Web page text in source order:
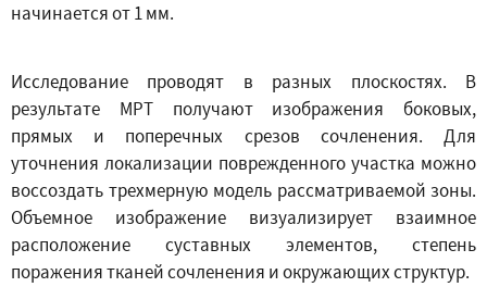
начинается от 1 мм.
Исследование проводят в разных плоскостях. В
результате МРТ получают изображения боковых,
прямых и поперечных срезов сочленения. Для
уточнения локализации поврежденного участка можно
воссоздать трехмерную модель рассматриваемой зоны.
Объемное изображение визуализирует взаимное
расположение суставных элементов, степень
поражения тканей сочленения и окружающих структур.